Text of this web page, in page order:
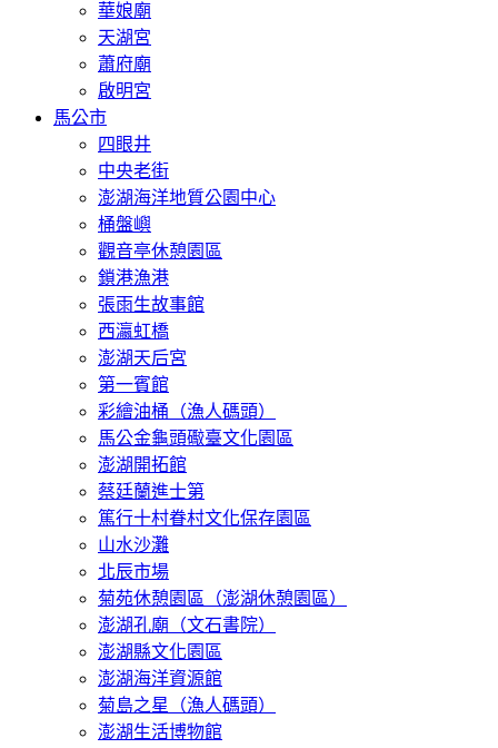
華娘廟
天湖宮
蕭府廟
啟明宮
馬公市
四眼井
中央老街
澎湖海洋地質公園中心
桶盤嶼
觀音亭休憩園區
鎖港漁港
張雨生故事館
西瀛虹橋
澎湖天后宮
第一賓館
彩繪油桶（漁人碼頭）
馬公金龜頭礮臺文化園區
澎湖開拓館
蔡廷蘭進士第
篤行十村眷村文化保存園區
山水沙灘
北辰市場
菊苑休憩園區（澎湖休憩園區）
澎湖孔廟（文石書院）
澎湖縣文化園區
澎湖海洋資源館
菊島之星（漁人碼頭）
澎湖生活博物館